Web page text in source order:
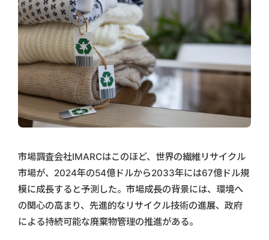
市場調査会社IMARCはこのほど、世界の繊維リサイクル
市場が、2024年の54億ドルから2033年には67億ドル規
模に成長すると予測した。市場成長の背景には、環境へ
の関心の高まり、先進的なリサイクル技術の進展、政府
による持続可能な廃棄物管理の推進がある。